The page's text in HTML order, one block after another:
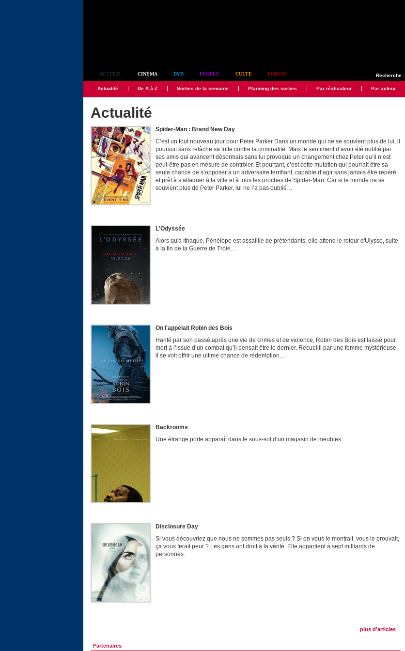
Recherche :
ACCUEIL CINÉMA DVD PEOPLE CULTE FORUM
Actualité De A à Z Sorties de la semaine Planning des sorties Par réalisateur Par acteur
Actualité
Spider-Man : Brand New Day
C’est un tout nouveau jour pour Peter Parker Dans un monde qui ne se souvient plus de lui, il
poursuit sans relâche sa lutte contre la criminalité. Mais le sentiment d’avoir été oublié par
ses amis qui avancent désormais sans lui provoque un changement chez Peter qu’il n’est
peut-être pas en mesure de contrôler. Et pourtant, c’est cette mutation qui pourrait être sa
seule chance de s’opposer à un adversaire terrifiant, capable d’agir sans jamais être repéré
et prêt à s’attaquer à la ville et à tous les proches de Spider-Man. Car si le monde ne se
souvient plus de Peter Parker, lui ne l’a pas oublié…
L'Odyssée
Alors qu'à Ithaque, Pénélope est assaillie de prétendants, elle attend le retour d'Ulysse, suite
à la fin de la Guerre de Troie...
On l'appelait Robin des Bois
Hanté par son passé après une vie de crimes et de violence, Robin des Bois est laissé pour
mort à l’issue d’un combat qu’il pensait être le dernier. Recueilli par une femme mystérieuse,
il se voit offrir une ultime chance de rédemption…
Backrooms
Une étrange porte apparaît dans le sous-sol d’un magasin de meubles.
Disclosure Day
Si vous découvriez que nous ne sommes pas seuls ? Si on vous le montrait, vous le prouvait,
ça vous ferait peur ? Les gens ont droit à la vérité. Elle appartient à sept milliards de
personnes.
plus d'articles
Partenaires